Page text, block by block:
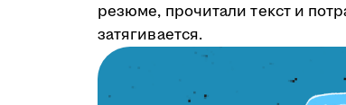
резюме, прочитали текст и
затягивается.